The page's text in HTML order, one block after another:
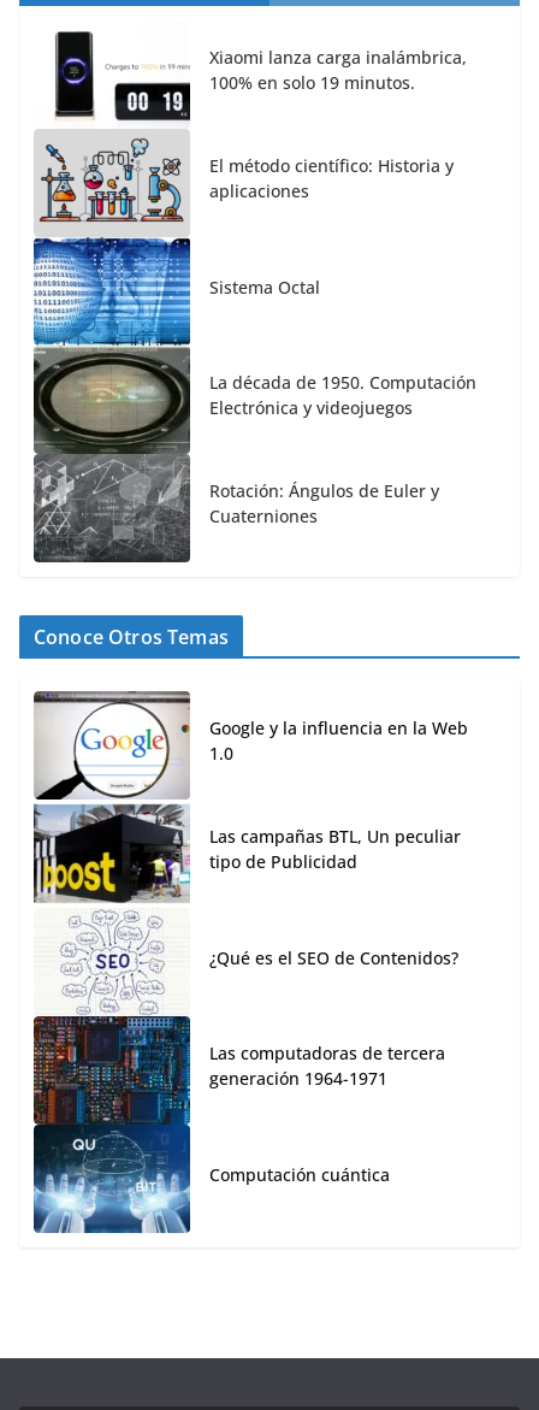
Xiaomi lanza carga inalámbrica,
100% en solo 19 minutos.
El método científico: Historia y
aplicaciones
Sistema Octal
La década de 1950. Computación
Electrónica y videojuegos
Rotación: Ángulos de Euler y
Cuaterniones
Conoce Otros Temas
Google y la influencia en la Web
1.0
Las campañas BTL, Un peculiar
tipo de Publicidad
¿Qué es el SEO de Contenidos?
Las computadoras de tercera
generación 1964-1971
Computación cuántica